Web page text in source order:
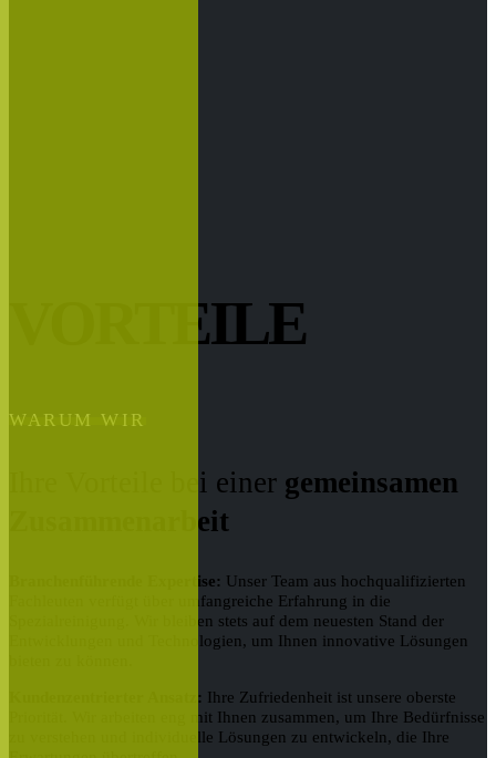
VORTEILE
WARUM WIR
Ihre Vorteile bei einer gemeinsamen
Zusammenarbeit
Branchenführende Expertise: Unser Team aus hochqualifizierten
Fachleuten verfügt über umfangreiche Erfahrung in die
Spezialreinigung. Wir bleiben stets auf dem neuesten Stand der
Entwicklungen und Technologien, um Ihnen innovative Lösungen
Kundenzentrierter Ansatz: Ihre Zufriedenheit ist unsere oberste
Priorität. Wir arbeiten eng mit Ihnen zusammen, um Ihre Bedürfnisse
zu verstehen und individuelle Lösungen zu entwickeln, die Ihre